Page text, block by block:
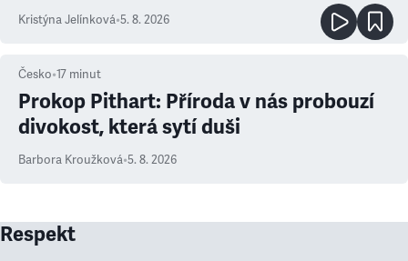
Kristýna Jelínková•5. 8. 2026
Česko•17 minut
Prokop Pithart: Příroda v nás probouzí
divokost, která sytí duši
Barbora Kroužková•5. 8. 2026
Respekt